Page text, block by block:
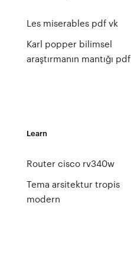
Les miserables pdf vk
Karl popper bilimsel
araştırmanın mantığı pdf
Learn
Router cisco rv340w
Tema arsitektur tropis
modern